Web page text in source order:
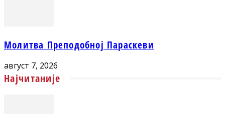
Молитва Преподобној Параскеви
август 7, 2026
Најчитаније